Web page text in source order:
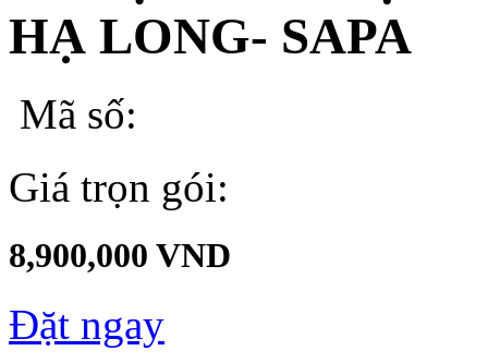
HẠ LONG- SAPA
Mã số:
Giá trọn gói:
8,900,000 VND
Đặt ngay